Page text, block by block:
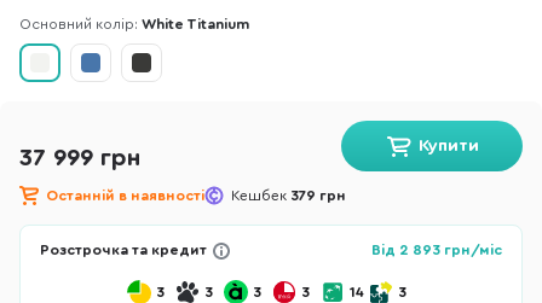
Основний колір: White Titanium
37 999 грн
Останній в наявності Кешбек 379 грн
Купити
Розстрочка та кредит Від 2 893 грн/міс
3 3 3 3 14 3